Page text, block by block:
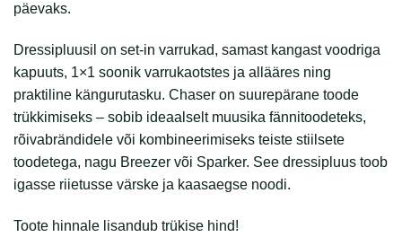
päevaks.
Dressipluusil on set-in varrukad, samast kangast voodriga
kapuuts, 1×1 soonik varrukaotstes ja allääres ning
praktiline kängurutasku. Chaser on suurepärane toode
trükkimiseks – sobib ideaalselt muusika fännitoodeteks,
rõivabrändidele või kombineerimiseks teiste stiilsete
toodetega, nagu Breezer või Sparker. See dressipluus toob
igasse riietusse värske ja kaasaegse noodi.
Toote hinnale lisandub trükise hind!